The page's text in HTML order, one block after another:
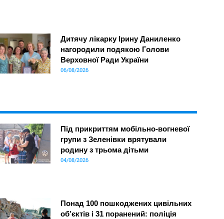
Дитячу лікарку Ірину Даниленко
нагородили подякою Голови
Верховної Ради України
06/08/2026
Під прикриттям мобільно-вогневої
групи з Зеленівки врятували
родину з трьома дітьми
04/08/2026
Понад 100 пошкоджених цивільних
об’єктів і 31 поранений: поліція